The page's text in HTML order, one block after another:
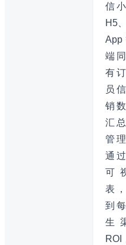
信
H5
端
有
员
销
汇
管
通
可
表
到
生
ROI